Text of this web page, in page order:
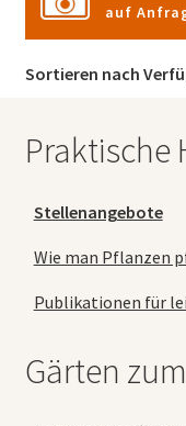
auf
Sortieren nach
Praktische
Stellenangebote
Wie man Pflanzen
Publikationen für
Gärten